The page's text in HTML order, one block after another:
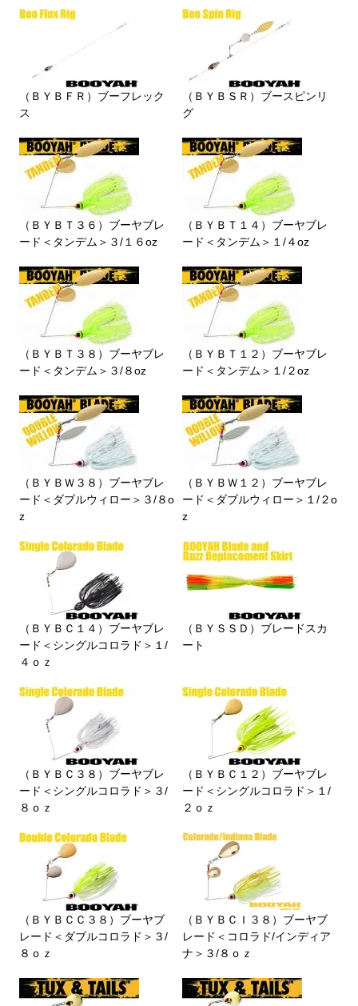
（ＢＹＢＦＲ）ブーフレック
ス
（ＢＹＢＳＲ）ブースピンリ
グ
（ＢＹＢＴ３６）ブーヤブレ
ード＜タンデム＞３/１６oz
（ＢＹＢＴ１４）ブーヤブレ
ード＜タンデム＞１/４oz
（ＢＹＢＴ３８）ブーヤブレ
ード＜タンデム＞３/８oz
（ＢＹＢＴ１２）ブーヤブレ
ード＜タンデム＞１/２oz
（ＢＹＢＷ３８）ブーヤブレ
ード＜ダブルウィロー＞３/８o
z
（ＢＹＢＷ１２）ブーヤブレ
ード＜ダブルウィロー＞１/２o
z
（ＢＹＢＣ１４）ブーヤブレ
ード＜シングルコロラド＞１/
４ｏｚ
（ＢＹＳＳＤ）ブレードスカ
ート
（ＢＹＢＣ３８）ブーヤブレ
ード＜シングルコロラド＞３/
８ｏｚ
（ＢＹＢＣ１２）ブーヤブレ
ード＜シングルコロラド＞１/
２ｏｚ
（ＢＹＢＣＣ３８）ブーヤブ
レード＜ダブルコロラド＞３/
８ｏｚ
（ＢＹＢＣＩ３８）ブーヤブ
レード＜コロラド/インディア
ナ＞３/８ｏｚ